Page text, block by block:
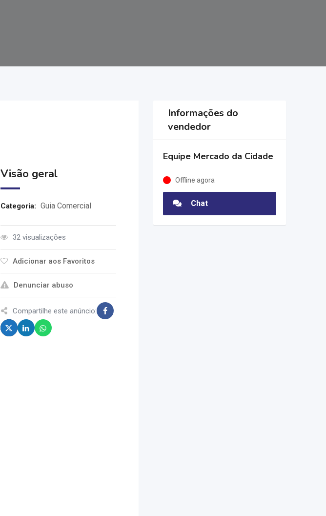
Visão geral
Categoria: Guia Comercial
32 visualizações
Adicionar aos Favoritos
Denunciar abuso
Compartilhe este anúncio:
Informações do
vendedor
Equipe Mercado da Cidade
Offline agora
Chat